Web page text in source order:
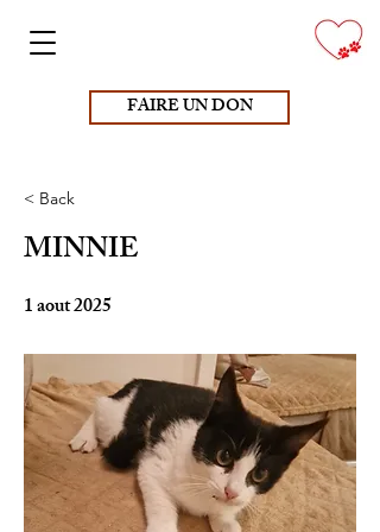
FAIRE UN DON
< Back
MINNIE
1 aout 2025